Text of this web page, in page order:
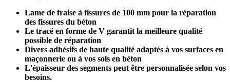
Lame de fraise à fissures de 100 mm pour la réparation
des fissures du béton
Le tracé en forme de V garantit la meilleure qualité
possible de réparation
Divers adhésifs de haute qualité adaptés à vos surfaces en
maçonnerie ou à vos sols en béton
L'épaisseur des segments peut être personnalisée selon vos
besoins.